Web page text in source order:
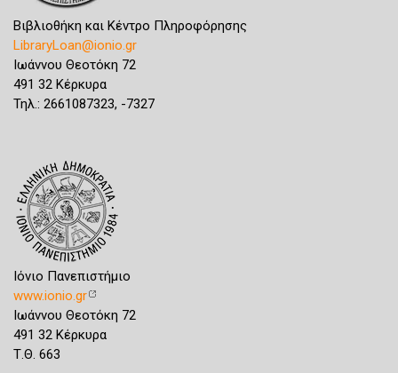
Βιβλιοθήκη και Κέντρο Πληροφόρησης
LibraryLoan@ionio.gr
Ιωάννου Θεοτόκη 72
491 32 Κέρκυρα
Τηλ.: 2661087323, -7327
Ιόνιο Πανεπιστήμιο
www.ionio.gr
Ιωάννου Θεοτόκη 72
491 32 Κέρκυρα
Τ.Θ. 663